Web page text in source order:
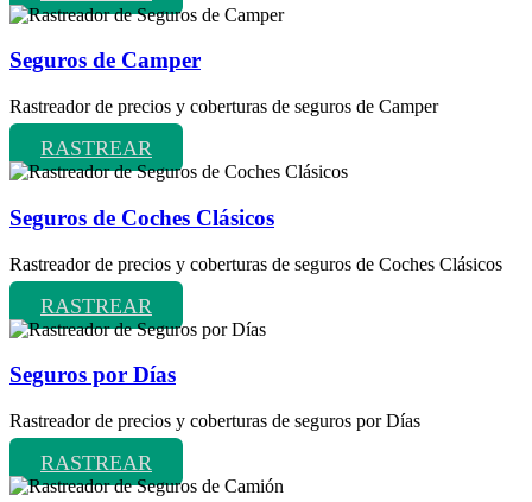
Seguros de Camper
Rastreador de precios y coberturas de seguros de Camper
RASTREAR
Seguros de Coches Clásicos
Rastreador de precios y coberturas de seguros de Coches Clásicos
RASTREAR
Seguros por Días
Rastreador de precios y coberturas de seguros por Días
RASTREAR